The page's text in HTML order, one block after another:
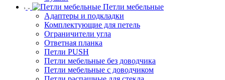
Петли мебельные
Адаптеры и подкладки
Комплектующие для петель
Ограничители угла
Ответная планка
Петли PUSH
Петли мебельные без доводчика
Петли мебельные с доводчиком